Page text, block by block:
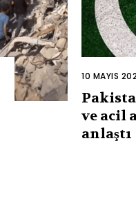
10 MAYIS
ve acil
anlaştı